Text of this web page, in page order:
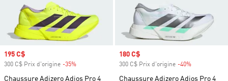
Prix soldé
195 C$
300 C$ Prix d'origine -35%
Chaussure Adizero Adios Pro 4
Prix soldé
180 C$
300 C$ Prix d'origine -40%
Chaussure Adizero Adios Pro 4